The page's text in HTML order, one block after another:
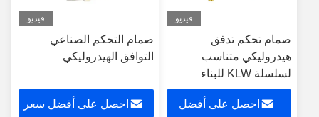
فيديو
صمام تحكم تدفق
هيدروليكي متناسب
لسلسلة KLW للبناء
احصل على أفضل
فيديو
صمام التحكم الصناعي
التوافق الهيدروليكي
احصل على أفضل سعر